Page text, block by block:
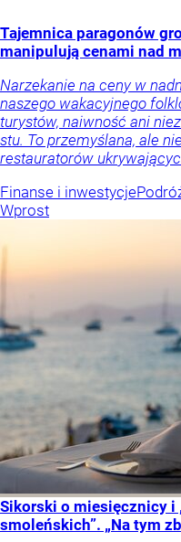
Tajemnica paragonów
manipulują cenami nad
Narzekanie na ceny w
naszego wakacyjnego
turystów, naiwność ani
stu. To przemyślana, ale
restauratorów
Finanse i inwestycje
Wprost
Sikorski o miesięcznicy i
smoleńskich”. „Na tym